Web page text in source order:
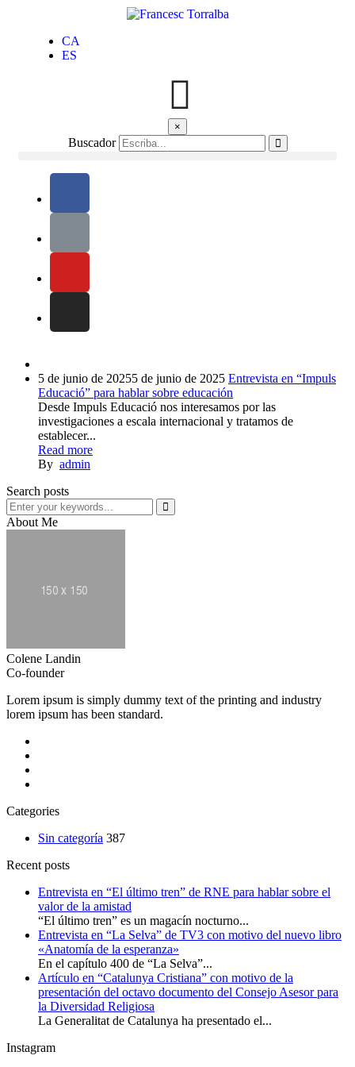
CA
ES
×
Buscador
5 de junio de 20255 de junio de 2025 Entrevista en “Impuls
Educació” para hablar sobre educación
Desde Impuls Educació nos interesamos por las
investigaciones a escala internacional y tratamos de
establecer...
Read more
By admin
Search posts
About Me
Colene Landin
Co-founder
Lorem ipsum is simply dummy text of the printing and industry
lorem ipsum has been standard.
Categories
Sin categoría 387
Recent posts
Entrevista en “El último tren” de RNE para hablar sobre el
valor de la amistad
“El último tren” es un magacín nocturno...
Entrevista en “La Selva” de TV3 con motivo del nuevo libro
«Anatomía de la esperanza»
En el capítulo 400 de “La Selva”...
Artículo en “Catalunya Cristiana” con motivo de la
presentación del octavo documento del Consejo Asesor para
la Diversidad Religiosa
La Generalitat de Catalunya ha presentado el...
Instagram